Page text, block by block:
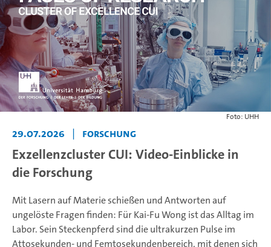
Foto: UHH
29.07.2026 Forschung
Exzellenzcluster CUI: Video-Einblicke in
die Forschung
Mit Lasern auf Materie schießen und Antworten auf
ungelöste Fragen finden: Für Kai-Fu Wong ist das Alltag im
Labor. Sein Steckenpferd sind die ultrakurzen Pulse im
Attosekunden- und Femtosekundenbereich, mit denen sich